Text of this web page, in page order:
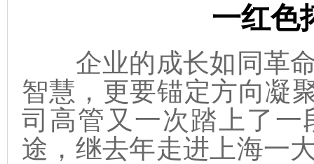
一红色
企业的成长如同革命
智慧，更要锚定方向凝
司高管又一次踏上了一
途，继去年走进上海一